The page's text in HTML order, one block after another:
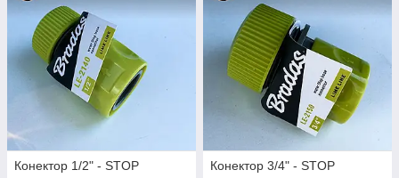
Конектор 1/2" - STOP
Конектор 3/4" - STOP